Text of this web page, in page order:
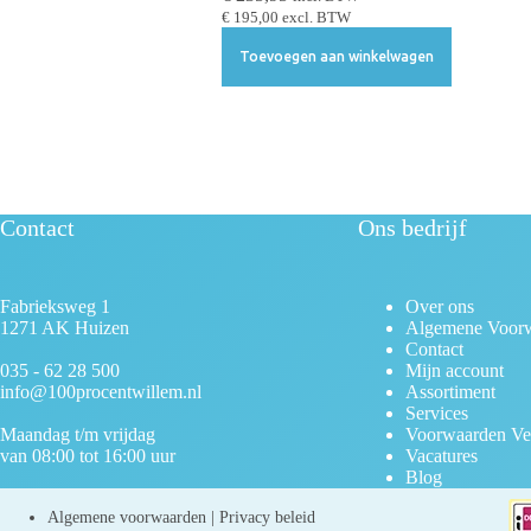
t
i
e
€ 195,00 excl. BTW
Toevoegen aan winkelwagen
Contact
Fabrieksweg 1
1271 AK Huizen
035 - 62 28 500
info@100procentwillem.nl
Maandag t/m vrijdag
van 08:00 tot 16:00 uur
Ons bedrijf
Over ons
Algemene
Contact
Mijn account
Assortiment
Services
Voorwaarden
Vacatures
Blog
Algemene voorwaarden Privacy beleid